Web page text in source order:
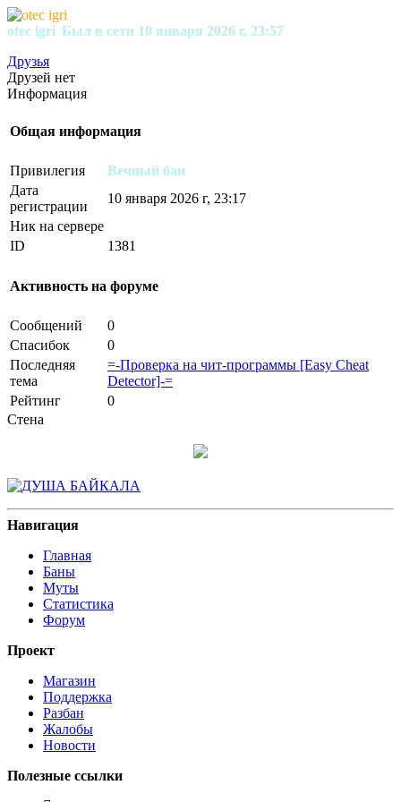
otec igri Был в сети 10 января 2026 г, 23:57
Друзья
Друзей нет
Информация
Общая информация
Привилегия
Вечный бан
Дата
регистрации
10 января 2026 г, 23:17
Ник на сервере
ID
1381
Активность на форуме
Сообщений
0
Спасибок
0
Последняя
тема
=-Проверка на чит-программы [Easy Cheat
Detector]-=
Рейтинг
0
Стена
Навигация
Главная
Баны
Муты
Статистика
Форум
Проект
Магазин
Поддержка
Разбан
Жалобы
Новости
Полезные ссылки